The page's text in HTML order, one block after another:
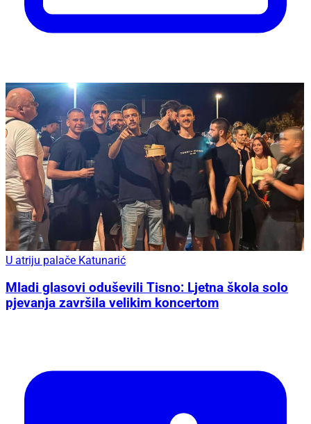
U atriju palače Katunarić
Mladi glasovi oduševili Tisno: Ljetna škola solo
pjevanja završila velikim koncertom